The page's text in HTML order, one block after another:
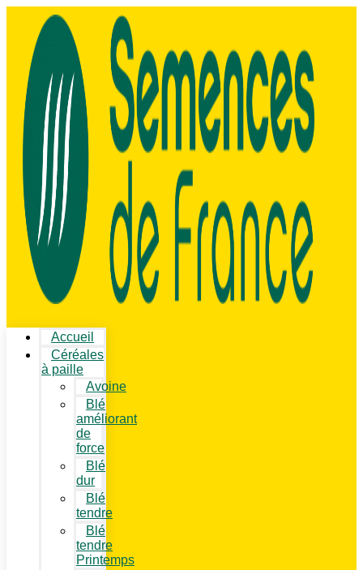
Accueil
Céréales
à paille
Avoine
Blé
améliorant
de
force
Blé
dur
Blé
tendre
Blé
tendre
Printemps